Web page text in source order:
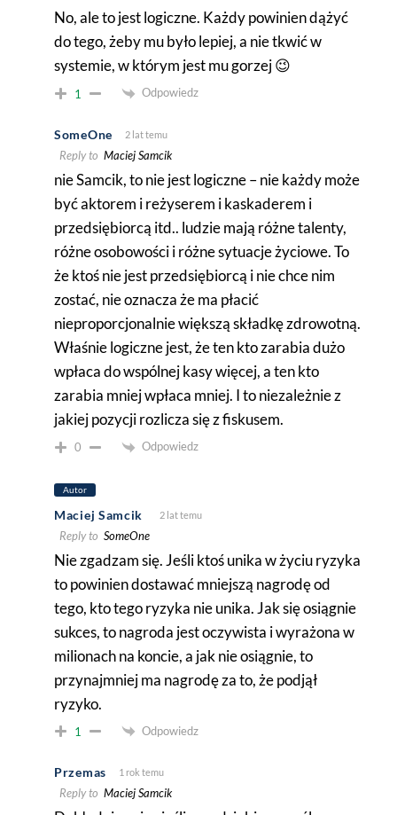
No, ale to jest logiczne. Każdy powinien dążyć
do tego, żeby mu było lepiej, a nie tkwić w
systemie, w którym jest mu gorzej 😉
1 Odpowiedz
SomeOne 2 lat temu
Reply to Maciej Samcik
nie Samcik, to nie jest logiczne – nie każdy może
być aktorem i reżyserem i kaskaderem i
przedsiębiorcą itd.. ludzie mają różne talenty,
różne osobowości i różne sytuacje życiowe. To
że ktoś nie jest przedsiębiorcą i nie chce nim
zostać, nie oznacza że ma płacić
nieproporcjonalnie większą składkę zdrowotną.
Właśnie logiczne jest, że ten kto zarabia dużo
wpłaca do wspólnej kasy więcej, a ten kto
zarabia mniej wpłaca mniej. I to niezależnie z
jakiej pozycji rozlicza się z fiskusem.
0 Odpowiedz
Autor
Maciej Samcik 2 lat temu
Reply to SomeOne
Nie zgadzam się. Jeśli ktoś unika w życiu ryzyka
to powinien dostawać mniejszą nagrodę od
tego, kto tego ryzyka nie unika. Jak się osiągnie
sukces, to nagroda jest oczywista i wyrażona w
milionach na koncie, a jak nie osiągnie, to
przynajmniej ma nagrodę za to, że podjął
ryzyko.
1 Odpowiedz
Przemas 1 rok temu
Reply to Maciej Samcik